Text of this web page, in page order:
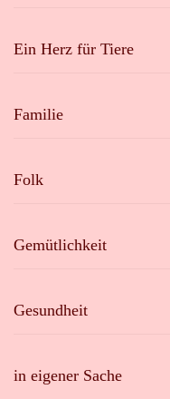
Ein Herz für Tiere
Familie
Folk
Gemütlichkeit
Gesundheit
in eigener Sache